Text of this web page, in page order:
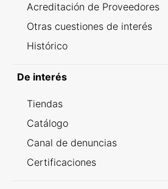
Acreditación de Proveedores
Otras cuestiones de interés
Histórico
De interés
Tiendas
Catálogo
Canal de denuncias
Certificaciones